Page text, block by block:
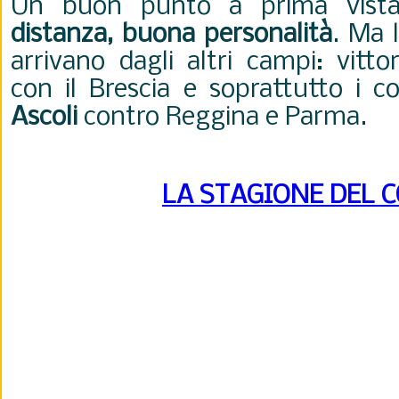
Un buon punto a prima
distanza, buona personalità. Ma
arrivano dagli altri campi:
con il Brescia e soprattutto i
Ascoli contro Reggina e Parma.
LA STAGIONE DEL